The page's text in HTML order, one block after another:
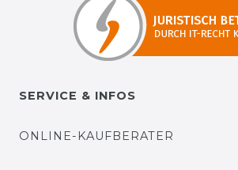
SERVICE & INFOS
ONLINE-KAUFBERATER